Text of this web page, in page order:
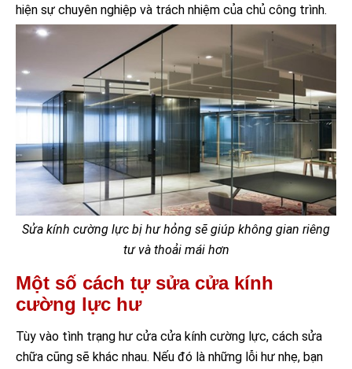
hiện sự chuyên nghiệp và trách nhiệm của chủ công trình.
Sửa kính cường lực bị hư hỏng sẽ giúp không gian riêng
tư và thoải mái hơn
Một số cách tự sửa cửa kính
cường lực hư
Tùy vào tình trạng hư cửa cửa kính cường lực, cách sửa
chữa cũng sẽ khác nhau. Nếu đó là những lỗi hư nhẹ, bạn